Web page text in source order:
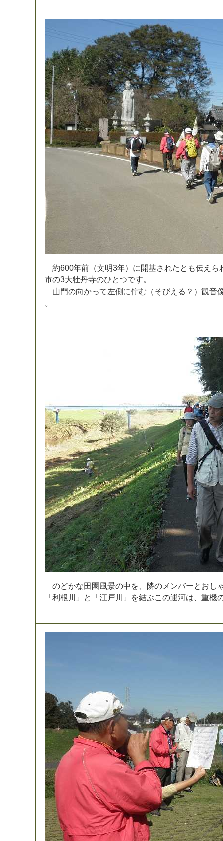
約600年前 （文明3年） に 開基さ れた と も伝え ら
市の3大牡丹寺のひとつです。
山門の向かって左側 に佇む （そびえ る ？ ） 観音
。
のどかな田 園 風景の中 を 隣の メ ンバーと お し
「 利 根 川 」 と 「 江 戸 川 」 を結ぶこ の運河は 重機